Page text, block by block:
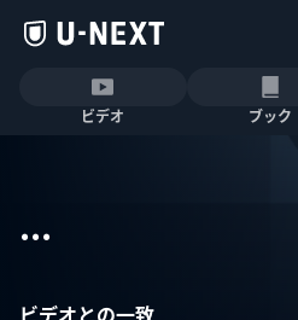
ビデオ ブック
...
ビデオとの一致